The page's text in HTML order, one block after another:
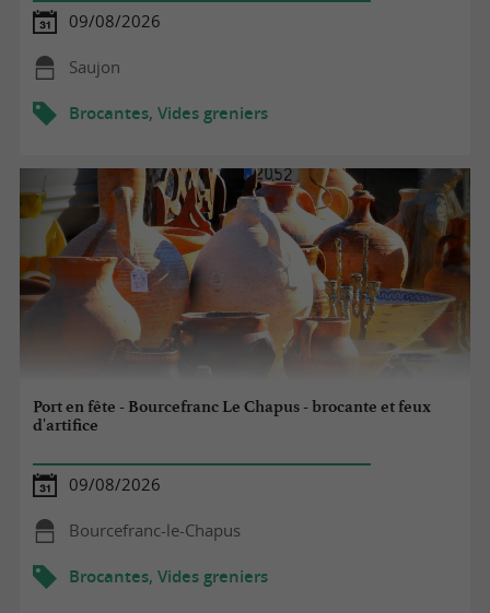
09/08/2026
Saujon
Brocantes, Vides greniers
Port en fête - Bourcefranc Le Chapus - brocante et feux
d'artifice
09/08/2026
Bourcefranc-le-Chapus
Brocantes, Vides greniers